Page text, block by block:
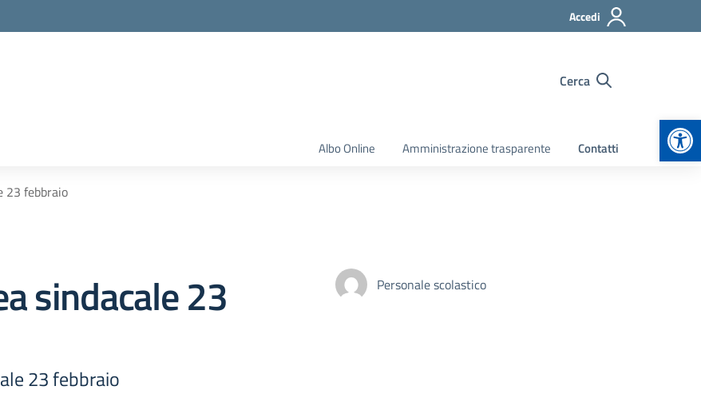
Accedi
Cerca
Albo Online Amministrazione trasparente Contatti
23 febbraio
sindacale 23
23 febbraio
Personale scolastico